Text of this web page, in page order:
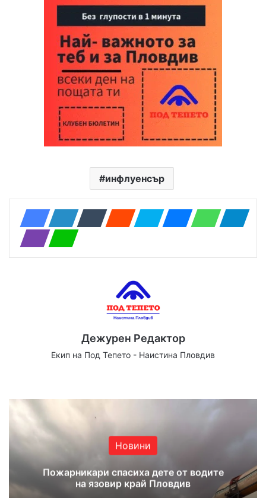
инфлуенсър
Дежурен Редактор
Екип на Под Тепето - Наистина Пловдив
Новини
Пожарникари спасиха дете от водите
на язовир край Пловдив